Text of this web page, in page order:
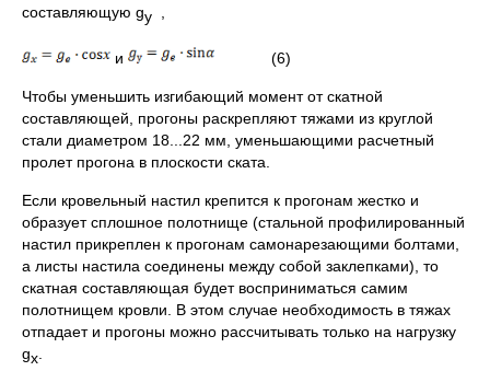
составляющую gу
и (6)
Чтобы уменьшить изгибающий момент от скатной
составляющей, прогоны раскрепляют тяжами из круглой
стали диаметром 18...22 мм, уменьшающими расчетный
пролет прогона в плоскости ската.
Если кровельный настил крепится к прогонам жестко и
образует сплошное полотнище (стальной профилированный
настил прикреплен к прогонам самонарезающими болтами,
а листы настила соединены между собой заклепками), то
скатная составляющая будет восприниматься самим
полотнищем кровли. В этом случае необходимость в тяжах
отпадает и прогоны можно рассчитывать только на нагрузку
gх